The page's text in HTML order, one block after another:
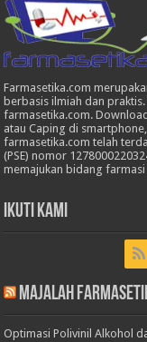
Farmasetika.com
berbasis ilmiah dan
farmasetika.com.
atau Caping di
farmasetika.com telah
(PSE) nomor
memajukan bidang
Ikuti Kami
Majalah
Optimasi Polivinil Alkohol